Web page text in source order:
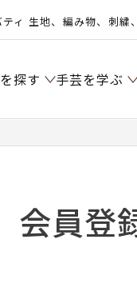
ィ 生地、編み物、刺繍
探す 手芸を学ぶ
会員登